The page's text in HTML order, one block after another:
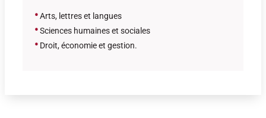
•Arts, lettres et langues
•Sciences humaines et sociales
• Droit, économie et gestion.